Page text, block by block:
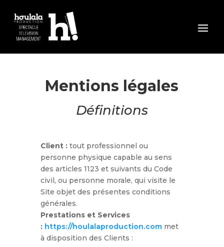
Mentions légales
Définitions
Client :tout professionnel ou
personne physique capable au sens
des articles 1123 et suivants du Code
civil, ou personne morale, qui visite le
Site objet des présentes conditions
générales.
Prestations et Services
: https://houlalaproduction.com met
à disposition des Clients :